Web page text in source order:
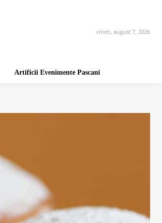
vineri, august 7, 2026
Artificii Evenimente Pascani